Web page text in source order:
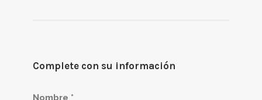
Complete con su información
Nombre *